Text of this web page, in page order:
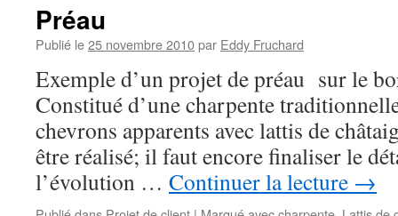
Préau
Publié le25 novembre 2010par Eddy Fruchard
Exemple d’un projet de préau sur le
Constitué d’une charpente
chevrons apparents avec lattis de
être réalisé; il faut encore finaliser le
l’évolution … Continuer la lecture →